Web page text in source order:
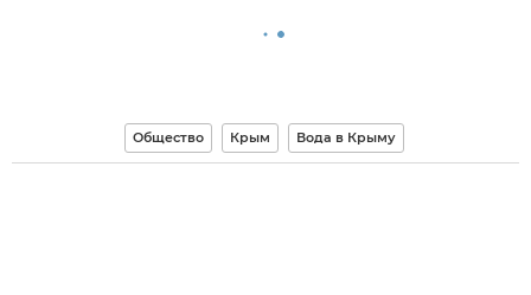
Общество Крым Вода в Крыму